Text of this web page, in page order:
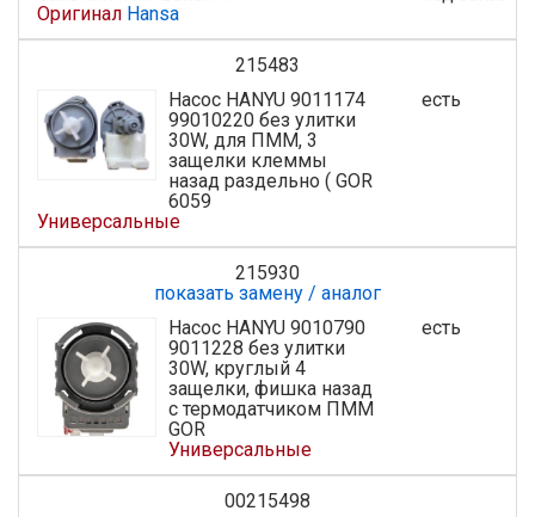
Оригинал Hansa
215483
Насос HANYU 9011174
99010220 без улитки
30W, для ПММ, 3
защелки клеммы
назад раздельно ( GOR
6059
Универсальные
есть
215930
показать замену / аналог
Насос HANYU 9010790
9011228 без улитки
30W, круглый 4
защелки, фишка назад
с термодатчиком ПММ
GOR
Универсальные
есть
00215498